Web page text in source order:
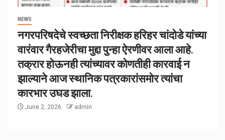
NEWS
नगरपरिषदेचे स्वच्छता निरीक्षक हरिहर चांदोडे यांच्या
वारंवार गैरहजेरीचा मुद्दा पुन्हा ऐरणीवर आला आहे.
तक्रार होऊनही त्यांच्यावर कोणतीही कारवाई न
झाल्याने आज स्थानिक पत्रकारांसमोर त्यांचा
कारभार उघड झाला.
June 2, 2026 admin